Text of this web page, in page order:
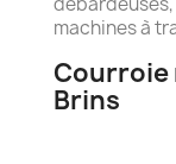
machines à
Courroie
Brins